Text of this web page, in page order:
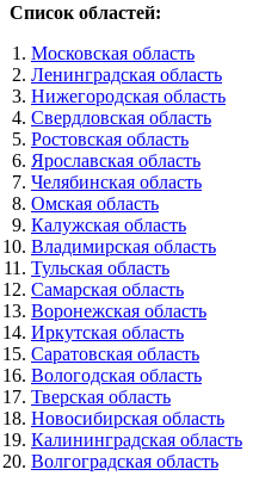
Список областей:
Московская область
Ленинградская область
Нижегородская область
Свердловская область
Ростовская область
Ярославская область
Челябинская область
Омская область
Калужская область
Владимирская область
Тульская область
Самарская область
Воронежская область
Иркутская область
Саратовская область
Вологодская область
Тверская область
Новосибирская область
Калининградская область
Волгоградская область